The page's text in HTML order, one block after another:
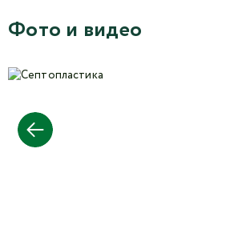
Фото и видео